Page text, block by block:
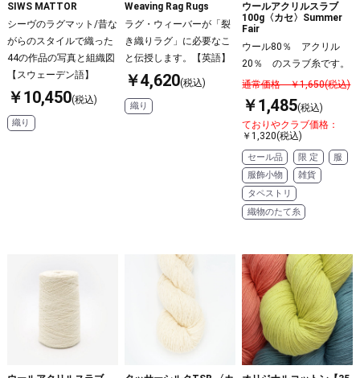
SIWS MATTOR
シーヴのラグマット/昔な
がらのスタイルで織った
44の作品の写真と組織図
【スウェーデン語】
￥10,450(税込)
織り
Weaving Rag Rugs
ラグ・ウィーバーが「裂
き織りラグ」に必要なこ
と伝授します。【英語】
￥4,620(税込)
織り
ウールアクリルスラブ
100g〈カセ〉Summer
Fair
ウール80％ アクリル
20％ のスラブ糸です。
通常価格 ￥1,650(税込)
￥1,485(税込)
ておりやクラブ価格：
￥1,320(税込)
セール品 限 定
服
服飾小物
雑貨
タペストリ
織物のたて糸